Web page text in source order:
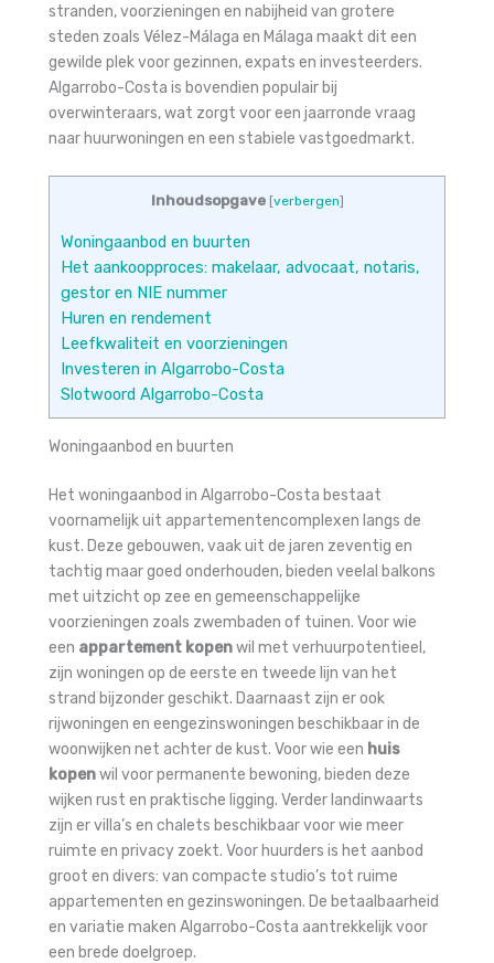
stranden, voorzieningen en nabijheid van grotere
steden zoals Vélez-Málaga en Málaga maakt dit een
gewilde plek voor gezinnen, expats en investeerders.
Algarrobo-Costa is bovendien populair bij
overwinteraars, wat zorgt voor een jaarronde vraag
naar huurwoningen en een stabiele vastgoedmarkt.
Inhoudsopgave [verbergen]
Woningaanbod en buurten
Het aankoopproces: makelaar, advocaat, notaris,
gestor en NIE nummer
Huren en rendement
Leefkwaliteit en voorzieningen
Investeren in Algarrobo-Costa
Slotwoord Algarrobo-Costa
Woningaanbod en buurten
Het woningaanbod in Algarrobo-Costa bestaat
voornamelijk uit appartementencomplexen langs de
kust. Deze gebouwen, vaak uit de jaren zeventig en
tachtig maar goed onderhouden, bieden veelal balkons
met uitzicht op zee en gemeenschappelijke
voorzieningen zoals zwembaden of tuinen. Voor wie
een appartement kopenwil met verhuurpotentieel,
zijn woningen op de eerste en tweede lijn van het
strand bijzonder geschikt. Daarnaast zijn er ook
rijwoningen en eengezinswoningen beschikbaar in de
woonwijken net achter de kust. Voor wie een huis
kopenwil voor permanente bewoning, bieden deze
wijken rust en praktische ligging. Verder landinwaarts
zijn er villa’s en chalets beschikbaar voor wie meer
ruimte en privacy zoekt. Voor huurders is het aanbod
groot en divers: van compacte studio’s tot ruime
appartementen en gezinswoningen. De betaalbaarheid
en variatie maken Algarrobo-Costa aantrekkelijk voor
een brede doelgroep.